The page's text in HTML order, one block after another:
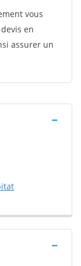
vous
en
assurer un